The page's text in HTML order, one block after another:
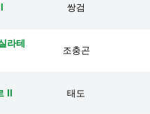
쌍검
라테
조충곤
II 태도